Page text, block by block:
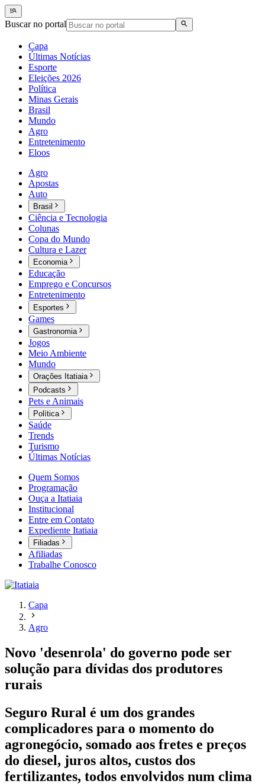
Buscar no portal
Capa
Últimas Notícias
Esporte
Eleições 2026
Política
Minas Gerais
Brasil
Mundo
Agro
Entretenimento
Eloos
Agro
Apostas
Auto
Brasil
Ciência e Tecnologia
Colunas
Copa do Mundo
Cultura e Lazer
Economia
Educação
Emprego e Concursos
Entretenimento
Esportes
Games
Gastronomia
Jogos
Meio Ambiente
Mundo
Orações Itatiaia
Podcasts
Pets e Animais
Política
Saúde
Trends
Turismo
Últimas Notícias
Quem Somos
Programação
Ouça a Itatiaia
Institucional
Entre em Contato
Expediente Itatiaia
Filiadas
Afiliadas
Trabalhe Conosco
Capa
Agro
Novo 'desenrola' do governo pode ser
solução para dívidas dos produtores
rurais
Seguro Rural é um dos grandes
complicadores para o momento do
agronegócio, somado aos fretes e preços
do diesel, juros altos, custos dos
fertilizantes, todos envolvidos num clima